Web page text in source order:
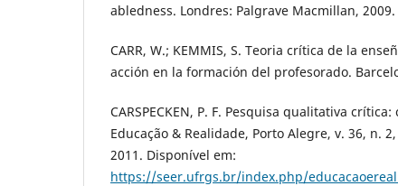
abledness. Londres: Palgrave Macmillan, 2009.
CARR, W.; KEMMIS, S. Teoria crítica de la
acción en la formación del profesorado.
CARSPECKEN, P. F. Pesquisa qualitativa
Educação & Realidade, Porto Alegre, v. 36, n.
2011. Disponível em:
https://seer.ufrgs.br/index.php/